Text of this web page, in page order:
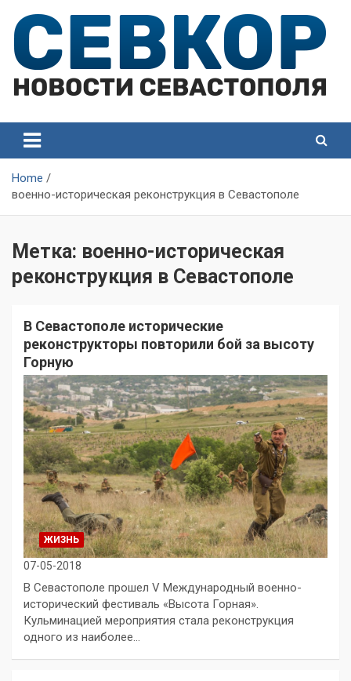
content
Севастополя
Севастополя
Home
военно-историческая реконструкция в Севастополе
Метка: военно-историческая
реконструкция в Севастополе
В Севастополе исторические
реконструкторы повторили бой за высоту
Горную
ЖИЗНЬ
07-05-2018
В Севастополе прошел V Международный военно-
исторический фестиваль «Высота Горная».
Кульминацией мероприятия стала реконструкция
одного из наиболее…